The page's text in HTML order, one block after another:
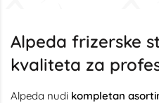
Alpeda frizerske
kvaliteta za
Alpeda nudi kompletan